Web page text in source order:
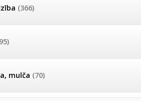
(366)
mulča (70)
un
frēze + mulčieris +
AKCIJAS komplekts -
ķiploki, sīpolpuķes, kartupeļi
500s(B)